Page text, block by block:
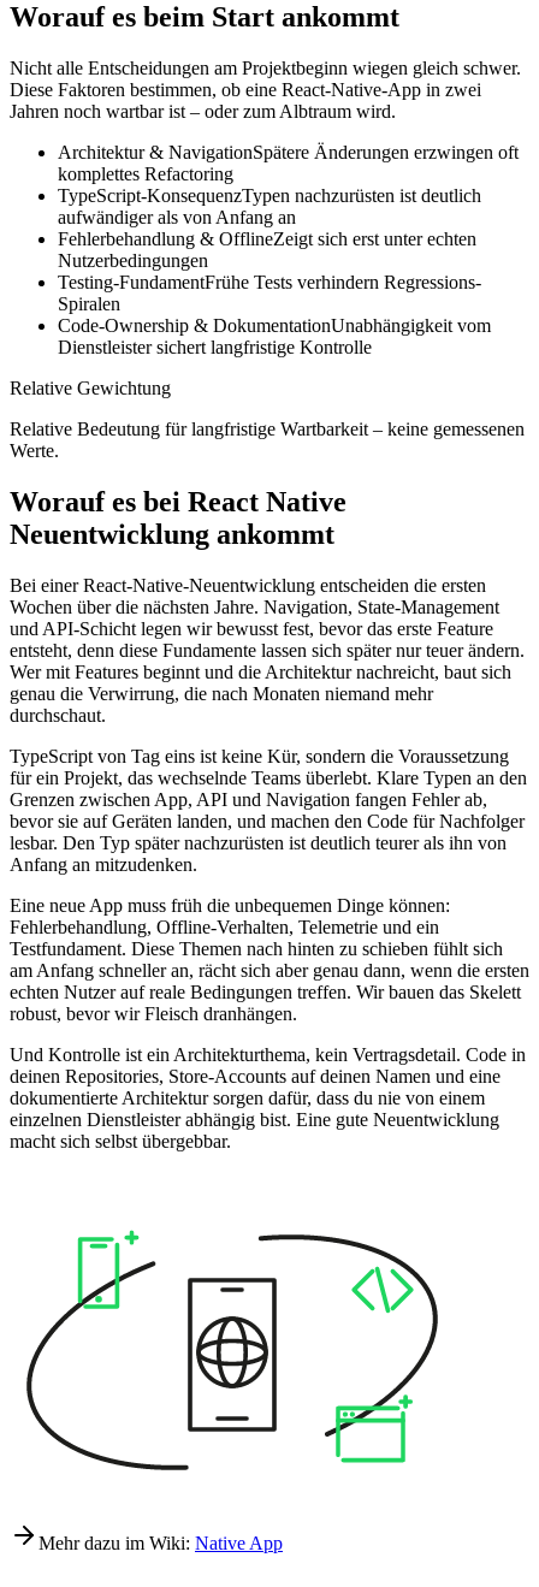
Worauf es beim Start ankommt
Nicht alle Entscheidungen am Projektbeginn wiegen gleich schwer.
Diese Faktoren bestimmen, ob eine React-Native-App in zwei
Jahren noch wartbar ist – oder zum Albtraum wird.
Architektur & NavigationSpätere Änderungen erzwingen oft
komplettes Refactoring
TypeScript-KonsequenzTypen nachzurüsten ist deutlich
aufwändiger als von Anfang an
Fehlerbehandlung & OfflineZeigt sich erst unter echten
Nutzerbedingungen
Testing-FundamentFrühe Tests verhindern Regressions-
Spiralen
Code-Ownership & DokumentationUnabhängigkeit vom
Dienstleister sichert langfristige Kontrolle
Relative Gewichtung
Relative Bedeutung für langfristige Wartbarkeit – keine gemessenen
Werte.
Worauf es bei React Native
Neuentwicklung ankommt
Bei einer React-Native-Neuentwicklung entscheiden die ersten
Wochen über die nächsten Jahre. Navigation, State-Management
und API-Schicht legen wir bewusst fest, bevor das erste Feature
entsteht, denn diese Fundamente lassen sich später nur teuer ändern.
Wer mit Features beginnt und die Architektur nachreicht, baut sich
genau die Verwirrung, die nach Monaten niemand mehr
durchschaut.
TypeScript von Tag eins ist keine Kür, sondern die Voraussetzung
für ein Projekt, das wechselnde Teams überlebt. Klare Typen an den
Grenzen zwischen App, API und Navigation fangen Fehler ab,
bevor sie auf Geräten landen, und machen den Code für Nachfolger
lesbar. Den Typ später nachzurüsten ist deutlich teurer als ihn von
Anfang an mitzudenken.
Eine neue App muss früh die unbequemen Dinge können:
Fehlerbehandlung, Offline-Verhalten, Telemetrie und ein
Testfundament. Diese Themen nach hinten zu schieben fühlt sich
am Anfang schneller an, rächt sich aber genau dann, wenn die ersten
echten Nutzer auf reale Bedingungen treffen. Wir bauen das Skelett
robust, bevor wir Fleisch dranhängen.
Und Kontrolle ist ein Architekturthema, kein Vertragsdetail. Code in
deinen Repositories, Store-Accounts auf deinen Namen und eine
dokumentierte Architektur sorgen dafür, dass du nie von einem
einzelnen Dienstleister abhängig bist. Eine gute Neuentwicklung
macht sich selbst übergebbar.
Mehr dazu im Wiki: Native App